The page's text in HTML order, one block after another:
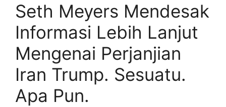
Seth Meyers Mendesak
Informasi Lebih Lanjut
Mengenai Perjanjian
Iran Trump. Sesuatu.
Apa Pun.